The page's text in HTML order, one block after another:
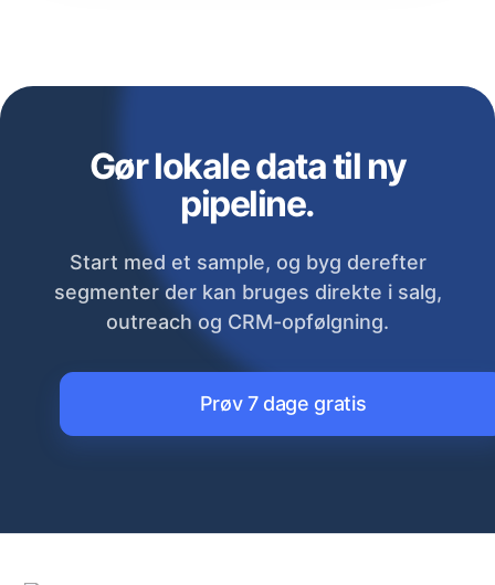
Gør lokale data til ny
pipeline.
Start med et sample, og byg derefter
segmenter der kan bruges direkte i salg,
outreach og CRM-opfølgning.
Prøv 7 dage gratis